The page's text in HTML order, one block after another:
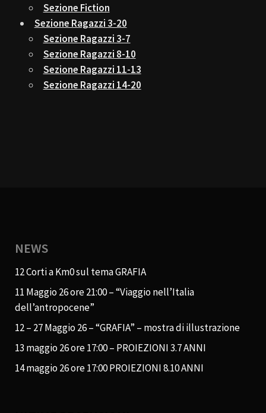
Sezione Fiction
Sezione Ragazzi 3-20
Sezione Ragazzi 3-7
Sezione Ragazzi 8-10
Sezione Ragazzi 11-13
Sezione Ragazzi 14-20
NEWS
12 Corti a Km0 sul tema GRAFIA
11 Maggio 26 ore 21:00 – “Viaggio nell’Italia
dell’antropocene”
12 – 27 Maggio 26 – “GRAFIA” – mostra di illustrazione
13 maggio 26 ore 17:00 – PROIEZIONI 3.7 ANNI
14 maggio 26 ore 17:00 PROIEZIONI 8.10 ANNI